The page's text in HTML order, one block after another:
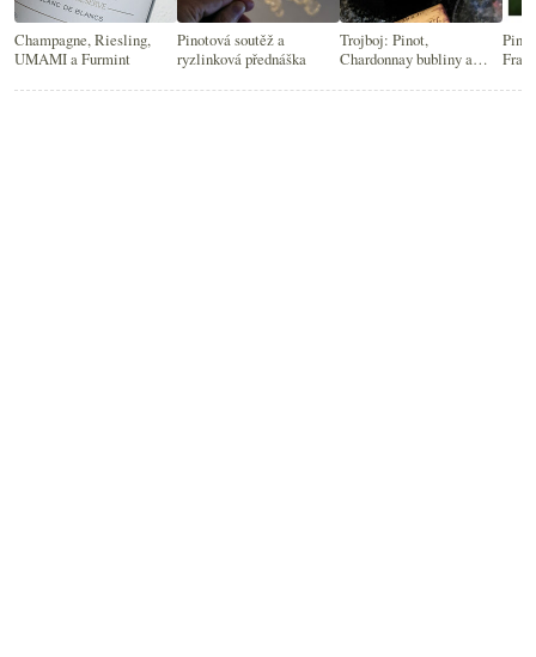
Champagne, Riesling,
UMAMI a Furmint
Pinotová soutěž a
ryzlinková přednáška
Trojboj: Pinot,
Chardonnay bubliny a